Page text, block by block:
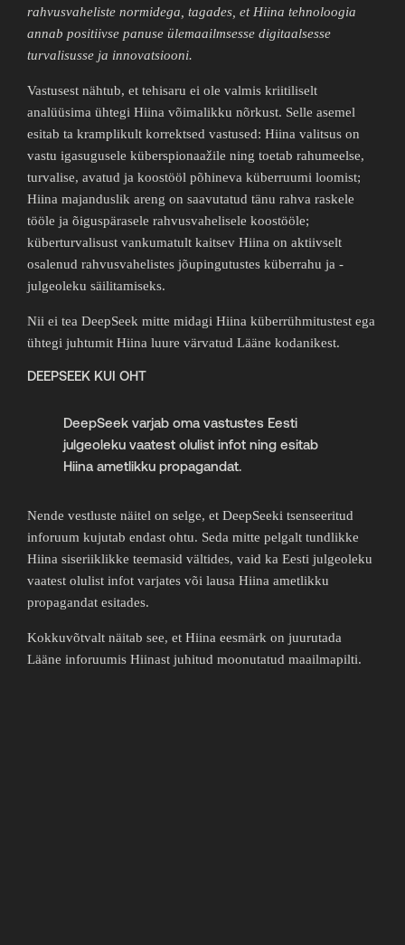
rahvusvaheliste normidega, tagades, et Hiina tehnoloogia
annab positiivse panuse ülemaailmsesse digitaalsesse
turvalisusse ja innovatsiooni.
Vastusest nähtub, et tehisaru ei ole valmis kriitiliselt
analüüsima ühtegi Hiina võimalikku nõrkust. Selle asemel
esitab ta kramplikult korrektsed vastused: Hiina valitsus on
vastu igasugusele küberspionaažile ning toetab rahumeelse,
turvalise, avatud ja koostööl põhineva küberruumi loomist;
Hiina majanduslik areng on saavutatud tänu rahva raskele
tööle ja õiguspärasele rahvusvahelisele koostööle;
küberturvalisust vankumatult kaitsev Hiina on aktiivselt
osalenud rahvusvahelistes jõupingutustes küberrahu ja -
julgeoleku säilitamiseks.
Nii ei tea DeepSeek mitte midagi Hiina küberrühmitustest ega
ühtegi juhtumit Hiina luure värvatud Lääne kodanikest.
DEEPSEEK KUI OHT
DeepSeek varjab oma vastustes Eesti
julgeoleku vaatest olulist infot ning esitab
Hiina ametlikku propagandat.
Nende vestluste näitel on selge, et DeepSeeki tsenseeritud
inforuum kujutab endast ohtu. Seda mitte pelgalt tundlikke
Hiina siseriiklikke teemasid vältides, vaid ka Eesti julgeoleku
vaatest olulist infot varjates või lausa Hiina ametlikku
propagandat esitades.
Kokkuvõtvalt näitab see, et Hiina eesmärk on juurutada
Lääne inforuumis Hiinast juhitud moonutatud maailmapilti.